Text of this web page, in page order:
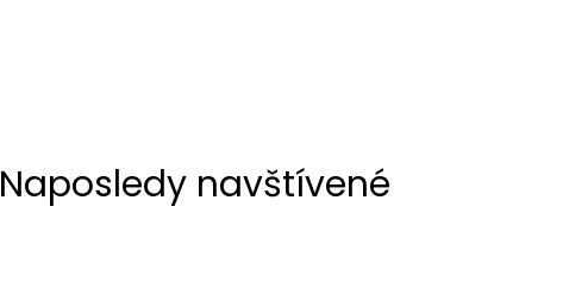
Naposledy navštívené